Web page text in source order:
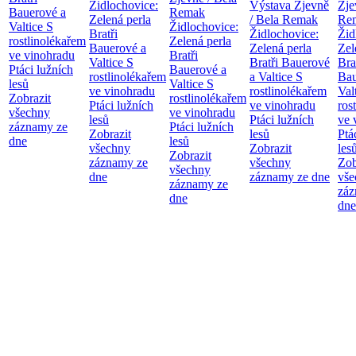
Bauerové a
Valtice S
rostlinolékařem
ve vinohradu
Ptáci lužních
lesů
Zobrazit
všechny
záznamy ze
dne
Židlochovice:
Zelená perla
Bratři
Bauerové a
Valtice S
rostlinolékařem
ve vinohradu
Ptáci lužních
lesů
Zobrazit
všechny
záznamy ze
dne
Remak
Židlochovice:
Zelená perla
Bratři
Bauerové a
Valtice S
rostlinolékařem
ve vinohradu
Ptáci lužních
lesů
Zobrazit
všechny
záznamy ze
dne
Výstava Zjevně
/ Bela Remak
Židlochovice:
Zelená perla
Bratři Bauerové
a Valtice S
rostlinolékařem
ve vinohradu
Ptáci lužních
lesů
Zobrazit
všechny
záznamy ze dne
ve
dne